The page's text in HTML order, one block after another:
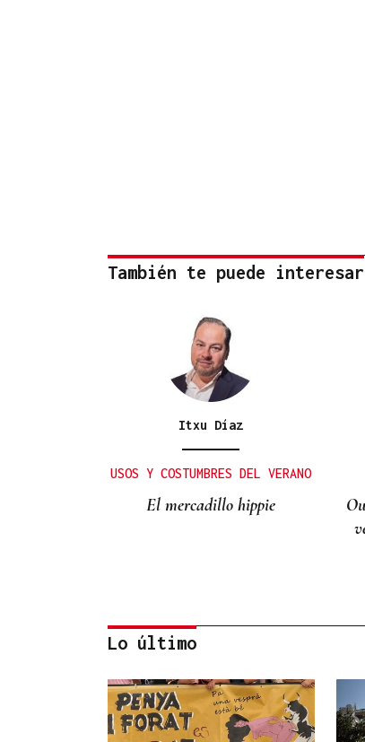
También te puede interesar
Itxu Díaz
USOS Y COSTUMBRES DEL VERANO
El mercadillo hippie
Lalo Pavón
Lo último